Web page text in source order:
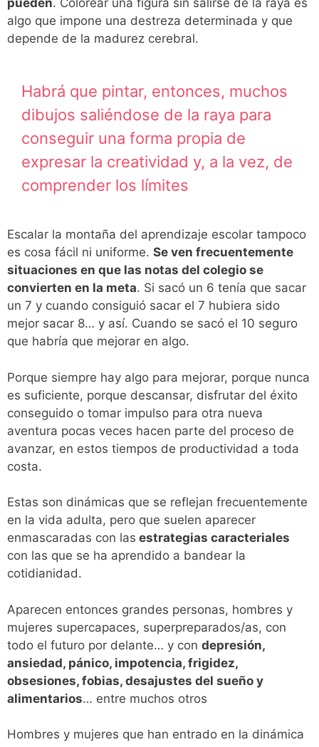
algo que impone una destreza determinada y que
depende de la madurez cerebral.
Habrá que pintar, entonces, muchos
dibujos saliéndose de la raya para
conseguir una forma propia de
expresar la creatividad y, a la vez, de
comprender los límites
Escalar la montaña del aprendizaje escolar tampoco
es cosa fácil ni uniforme. Se ven frecuentemente
situaciones en que las notas del colegio se
convierten en la meta. Si sacó un 6 tenía que sacar
un 7 y cuando consiguió sacar el 7 hubiera sido
mejor sacar 8… y así. Cuando se sacó el 10 seguro
que habría que mejorar en algo.
Porque siempre hay algo para mejorar, porque nunca
es suficiente, porque descansar, disfrutar del éxito
conseguido o tomar impulso para otra nueva
aventura pocas veces hacen parte del proceso de
avanzar, en estos tiempos de productividad a toda
costa.
Estas son dinámicas que se reflejan frecuentemente
en la vida adulta, pero que suelen aparecer
enmascaradas con las estrategias caracteriales
con las que se ha aprendido a bandear la
cotidianidad.
Aparecen entonces grandes personas, hombres y
mujeres supercapaces, superpreparados/as, con
todo el futuro por delante… y con depresión,
ansiedad, pánico, impotencia, frigidez,
obsesiones, fobias, desajustes del sueño y
alimentarios… entre muchos otros
Hombres y mujeres que han entrado en la dinámica